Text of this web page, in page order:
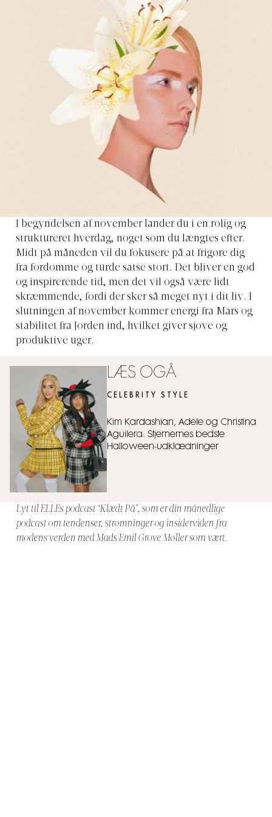
I begyndelsen af ​​november lander du i en rolig og
struktureret hverdag, noget som du længtes efter.
Midt på måneden vil du fokusere på at frigøre dig
fra fordomme og turde satse stort. Det bliver en god
og inspirerende tid, men det vil også være lidt
skræmmende, fordi der sker så meget nyt i dit liv. I
slutningen af ​​november kommer energi fra Mars og
stabilitet fra Jorden ind, hvilket giver sjove og
produktive uger.
LÆS OGÅ
CELEBRITY STYLE
Kim Kardashian, Adele og Christina
Aguilera: Stjernernes bedste
Halloween-udklædninger
Lyt til ELLEs podcast ‘Klædt På’, som er din månedlige
podcast om tendenser, strømninger og insiderviden fra
modens verden med Mads Emil Grove Møller som vært.